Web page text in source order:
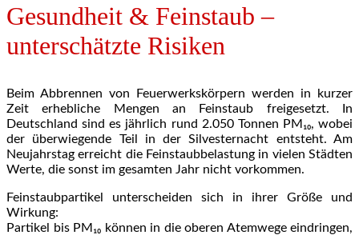
Gesundheit & Feinstaub –
unterschätzte Risiken
Beim Abbrennen von Feuerwerkskörpern werden in kurzer
Zeit erhebliche Mengen an Feinstaub freigesetzt. In
Deutschland sind es jährlich rund 2.050 Tonnen PM₁₀, wobei
der überwiegende Teil in der Silvesternacht entsteht. Am
Neujahrstag erreicht die Feinstaubbelastung in vielen Städten
Werte, die sonst im gesamten Jahr nicht vorkommen.
Feinstaubpartikel unterscheiden sich in ihrer Größe und
Wirkung:
Partikel bis PM₁₀ können in die oberen Atemwege eindringen,